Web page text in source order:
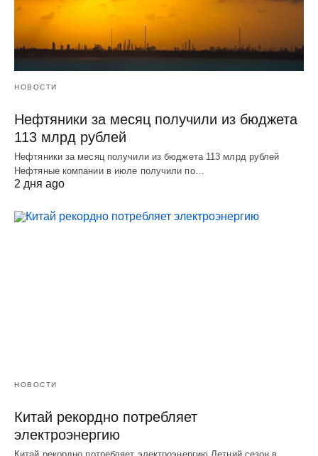
НОВОСТИ
Нефтяники за месяц получили из бюджета
113 млрд рублей
Нефтяники за месяц получили из бюджета 113 млрд рублей
Нефтяные компании в июле получили по…
2 дня ago
НОВОСТИ
Китай рекордно потребляет
электроэнергию